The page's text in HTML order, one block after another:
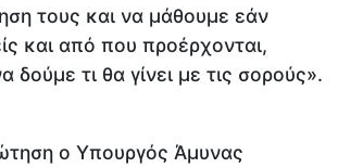
τους και να μάθουμε εάν
και από που προέρχονται,
δούμε τι θα γίνει με τις σορούς».
ο Υπουργός Άμυνας